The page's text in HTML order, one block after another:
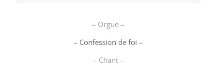
– Orgue –
– Confession de foi –
– Chant –